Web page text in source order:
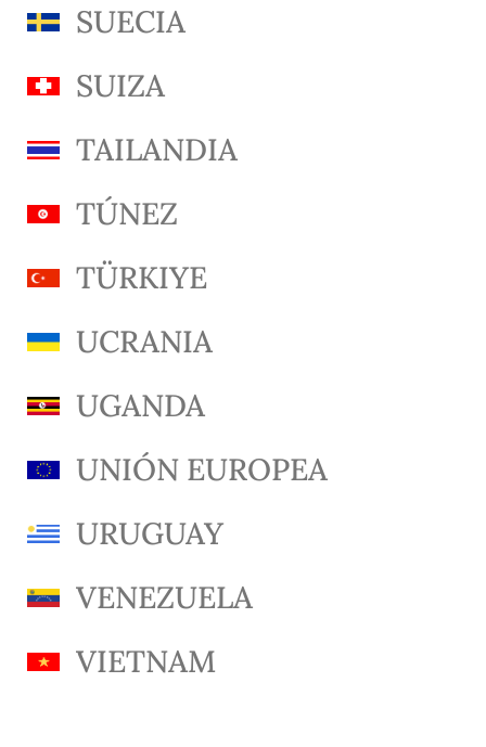
SUECIA
SUIZA
TAILANDIA
TÚNEZ
TÜRKIYE
UCRANIA
UGANDA
UNIÓN EUROPEA
URUGUAY
VENEZUELA
VIETNAM